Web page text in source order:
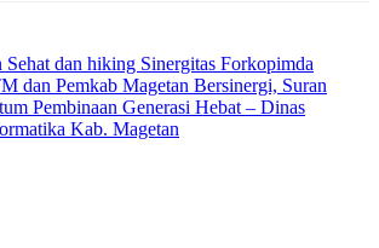
Sehat dan hiking Sinergitas Forkopimda
dan Pemkab Magetan Bersinergi, Suran
Pembinaan Generasi Hebat – Dinas
Kab. Magetan